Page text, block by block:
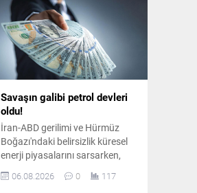
Savaşın galibi petrol devleri
oldu!
İran-ABD gerilimi ve Hürmüz
Boğazı'ndaki belirsizlik küresel
enerji piyasalarını sarsarken,
dünyanın en büyük sekiz petrol
şirketi yılın ikinci çeyreğinde
06.08.2026 0 117